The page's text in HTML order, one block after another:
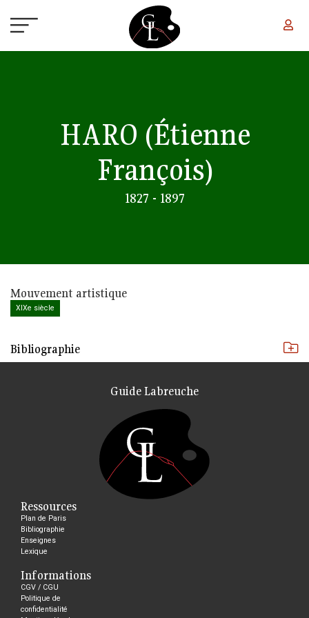
HARO (Étienne
François)
1827 - 1897
Mouvement artistique
XIXe siècle
Bibliographie
Guide Labreuche
Ressources
Plan de Paris
Bibliographie
Enseignes
Lexique
Informations
CGV / CGU
Politique de
confidentialité